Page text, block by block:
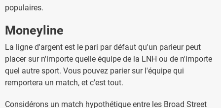
populaires.
Moneyline
La ligne d'argent est le pari par défaut qu'un parieur peut
placer sur n'importe quelle équipe de la LNH ou de n'importe
quel autre sport. Vous pouvez parier sur l'équipe qui
remportera un match, et c'est tout.
Considérons un match hypothétique entre les Broad Street